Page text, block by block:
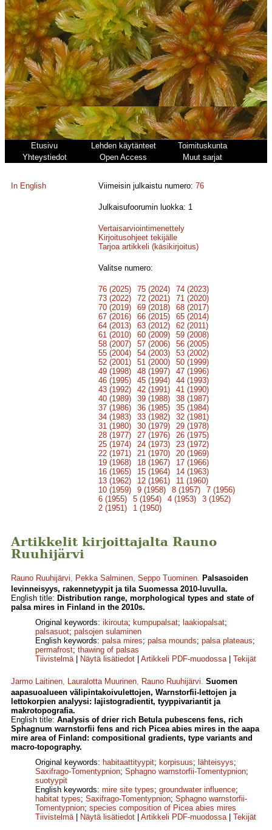
Etusivu Lehden käytänteet
Toimituskunta
Yhteystiedot
Open Access Muut sarjat
In English Viimeisin julkaistu numero:76
Julkaisufoorumin luokka: 1
Vertaisarviointimenettely
Kirjoitusohjeet tekijälle
Tarjoa artikkeli (käsikirjoitus)
Valitse numero:
76 (2025) 75 (2024)
74 (2023)
73 (2022)
72 (2021)
71 (2020)
70 (2019)
69 (2018)
68 (2017)
67 (2016)
66 (2015)
65 (2014)
64 (2013)
63 (2012)
62 (2011)
61 (2010)
60 (2009)
59 (2008)
58 (2007)
57 (2006)
56 (2005)
55 (2004)
54 (2003)
53 (2002)
52 (2001)
51 (2000)
50 (1999)
49 (1998)
48 (1997)
47 (1996)
46 (1995)
45 (1994)
44 (1993)
43 (1992)
42 (1991)
41 (1990)
40 (1989)
39 (1988)
38 (1987)
37 (1986)
36 (1985)
35 (1984)
34 (1983)
33 (1982)
32 (1981)
31 (1980)
30 (1979)
29 (1978)
28 (1977)
27 (1976)
26 (1975)
25 (1974)
24 (1973)
23 (1972)
22 (1971)
21 (1970)
20 (1969)
19 (1968)
18 (1967)
17 (1966)
16 (1965)
15 (1964)
14 (1963)
13 (1962)
12 (1961)
11 (1960)
10 (1959)
9 (1958) 8 (1957)
7 (1956)
6 (1955)
5 (1954) 4 (1953)
3 (1952)
2 (1951)
1 (1950)
Artikkelit kirjoittajalta Rauno
Ruuhijärvi
Rauno Ruuhijärvi, Pekka Salminen, Seppo Tuominen. Palsasoiden
levinneisyys, rakennetyypit ja tila Suomessa 2010-luvulla.
English title: Distribution range, morphological types and state of
palsa mires in Finland in the 2010s.
Original keywords: ikirouta; kumpupalsat; laakiopalsat;
palsasuot; palsojen sulaminen
English keywords: palsa mires; palsa mounds; palsa plateaus;
permafrost; thawing of palsas
Tiivistelmä| Näytä lisätiedot Artikkeli PDF-muodossa| Tekijät
Jarmo Laitinen, Lauralotta Muurinen, Rauno Ruuhijärvi. Suomen
aapasuoalueen välipintakoivulettojen, Warnstorfii-lettojen ja
lettokorpien analyysi: lajistogradientit, tyyppivariantit ja
makrotopografia.
English title: Analysis of drier rich Betula pubescens fens, rich
Sphagnum warnstorfii fens and rich Picea abies mires in the aapa
mire area of Finland: compositional gradients, type variants and
macro-topography.
Original keywords: habitaattityypit; korpisuus; lähteisyys;
Saxifrago-Tomentypnion; Sphagno warnstorfii-Tomentypnion;
suotyypit
English keywords: mire site types; groundwater influence;
habitat types; Saxifrago-Tomentypnion; Sphagno warnstorfii-
Tomentypnion; species composition of Picea abies mires
Tiivistelmä| Näytä lisätiedot Artikkeli PDF-muodossa| Tekijät